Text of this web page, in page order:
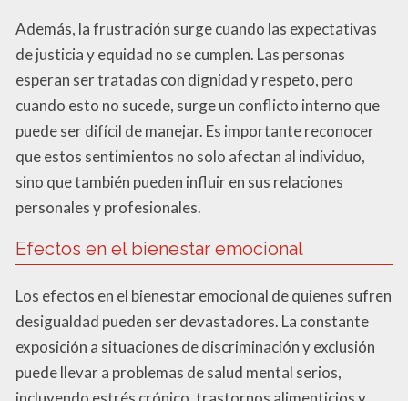
Además, la frustración surge cuando las expectativas
de justicia y equidad no se cumplen. Las personas
esperan ser tratadas con dignidad y respeto, pero
cuando esto no sucede, surge un conflicto interno que
puede ser difícil de manejar. Es importante reconocer
que estos sentimientos no solo afectan al individuo,
sino que también pueden influir en sus relaciones
personales y profesionales.
Efectos en el bienestar emocional
Los efectos en el bienestar emocional de quienes sufren
desigualdad pueden ser devastadores. La constante
exposición a situaciones de discriminación y exclusión
puede llevar a problemas de salud mental serios,